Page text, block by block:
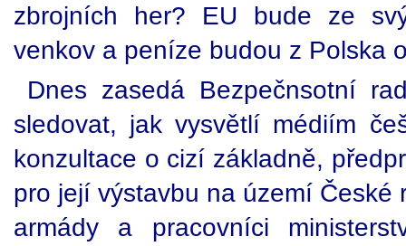
zbrojních her? EU bude ze
venkov a peníze budou z Polska
Dnes zasedá Bezpečnsotní
sledovat, jak vysvětlí médiím
konzultace o cizí základně,
pro její výstavbu na území
armády a pracovníci